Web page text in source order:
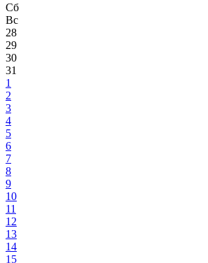
Сб
Вс
28
29
30
31
1
2
3
4
5
6
7
8
9
10
11
12
13
14
15